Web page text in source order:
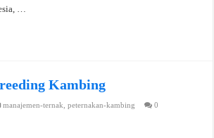
…
Kambing
manajemen-ternak ,peternakan-kambing 0